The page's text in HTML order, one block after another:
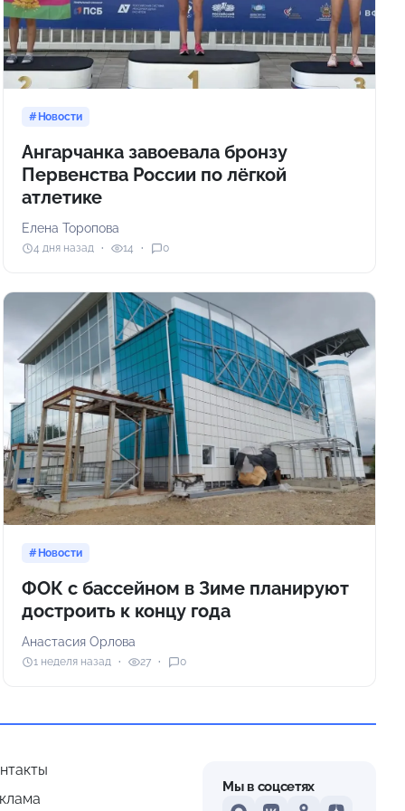
Новости
Ангарчанка завоевала бронзу
Первенства России по лёгкой
атлетике
Елена Торопова
4 дня назад 14 0
Новости
ФОК с бассейном в Зиме планируют
достроить к концу года
Анастасия Орлова
1 неделя назад 27 0
Мы в соцсетях